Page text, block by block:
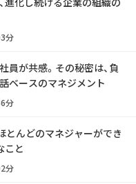
分
員が共感。その秘密は、負
ベースのマネジメント
分
とんどのマネジャーができ
こと
分